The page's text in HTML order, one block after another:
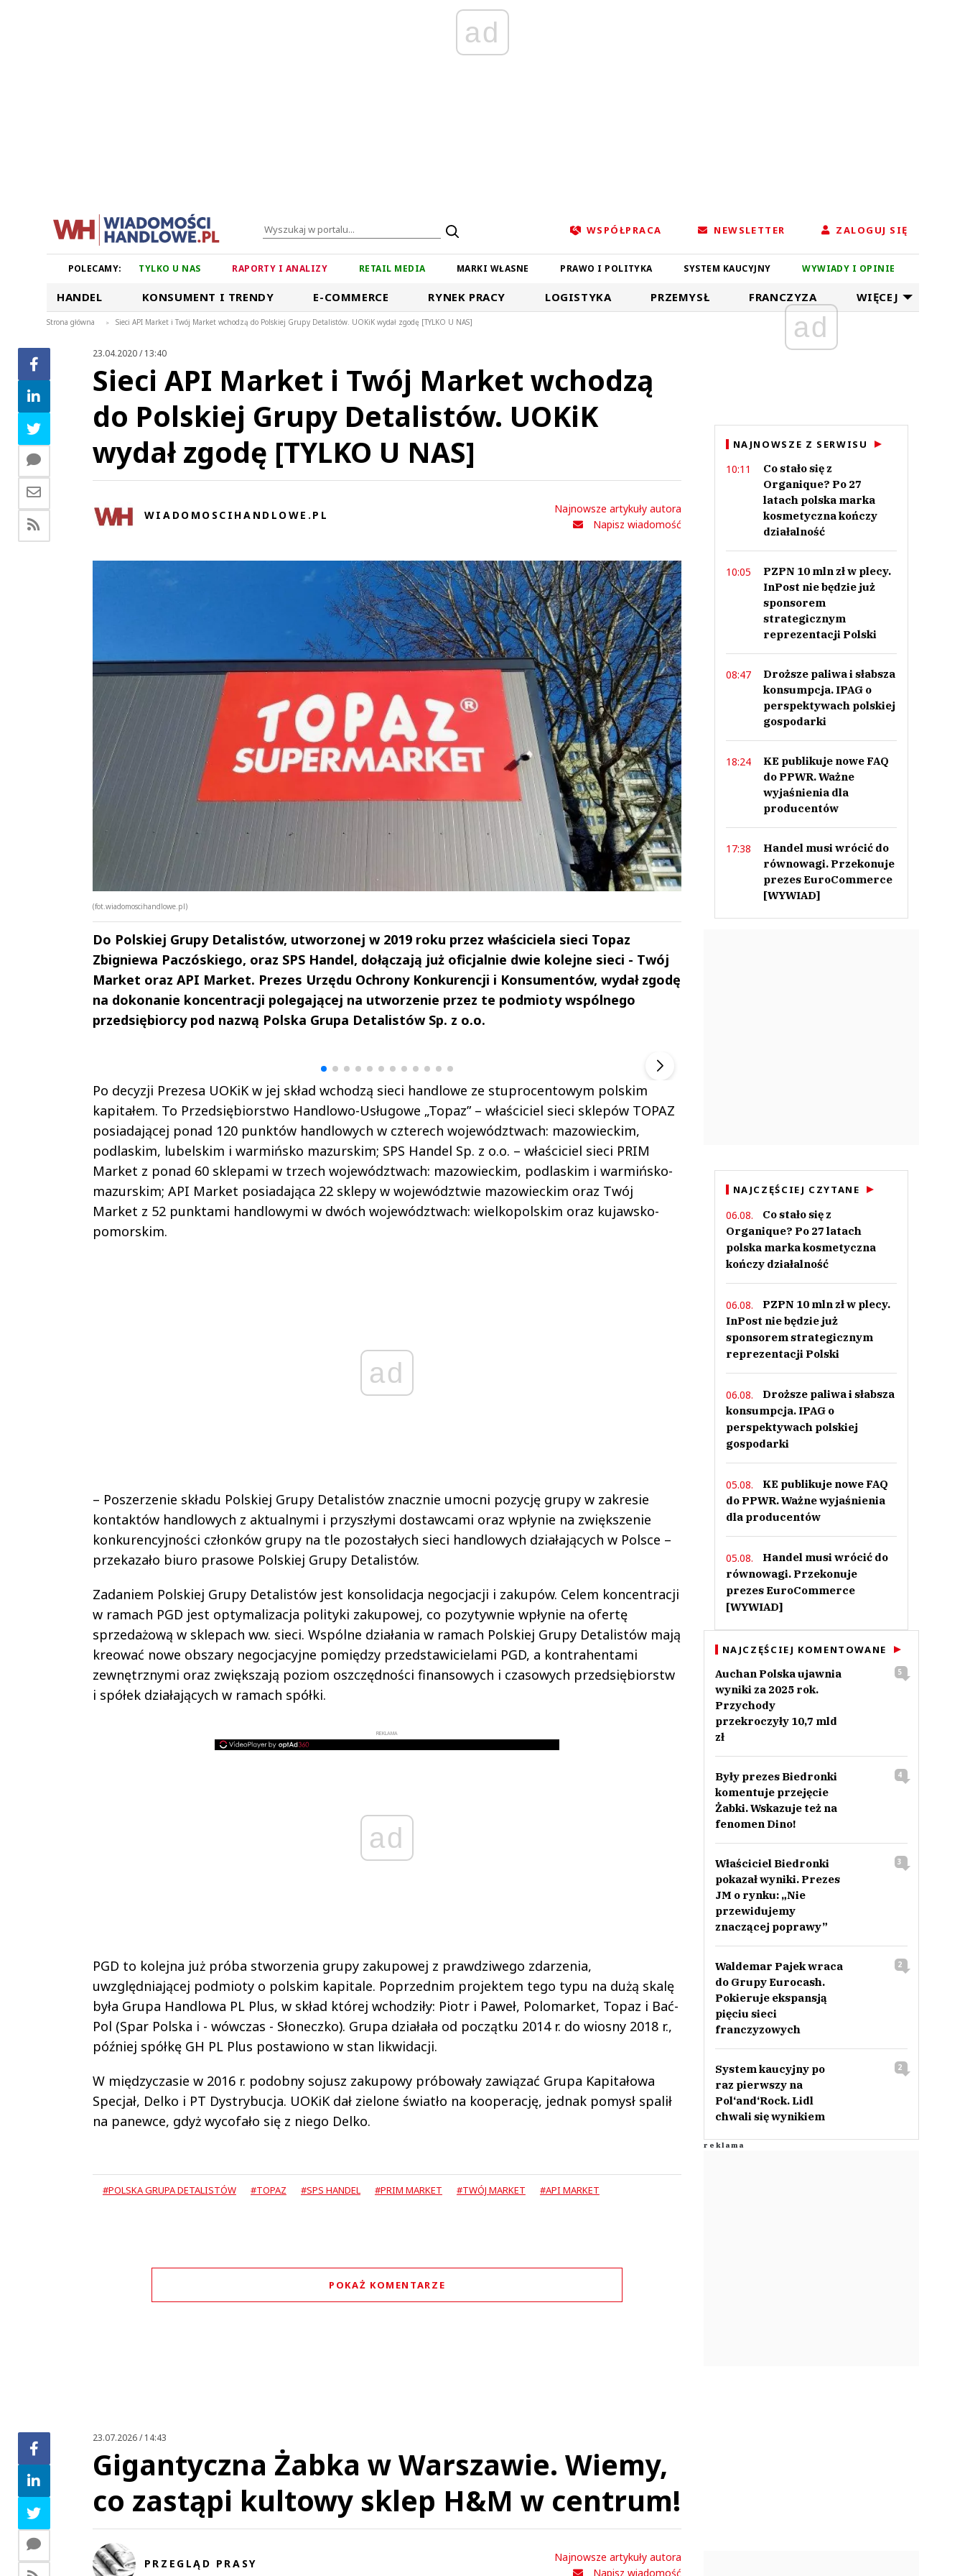
ad
WSPÓŁPRACA NEWSLETTER ZALOGUJ SIĘ
POLECAMY: TYLKO U NAS RAPORTY I ANALIZY RETAIL MEDIA MARKI WŁASNE PRAWO I POLITYKA SYSTEM KAUCYJNY WYWIADY I OPINIE
HANDEL KONSUMENT I TRENDY E-COMMERCE RYNEK PRACY LOGISTYKA PRZEMYSŁ FRANCZYZA WIĘCEJ
Strona główna > Sieci API Market i Twój Market wchodzą do Polskiej Grupy Detalistów. UOKiK wydał zgodę [TYLKO U NAS]
23.04.2020 / 13:40
Sieci API Market i Twój Market wchodzą
do Polskiej Grupy Detalistów. UOKiK
wydał zgodę [TYLKO U NAS]
WIADOMOSCIHANDLOWE.PL
Najnowsze artykuły autora
Napisz wiadomość
(fot.wiadomoscihandlowe.pl)
Do Polskiej Grupy Detalistów, utworzonej w 2019 roku przez właściciela sieci Topaz
Zbigniewa Paczóskiego, oraz SPS Handel, dołączają już oficjalnie dwie kolejne sieci - Twój
Market oraz API Market. Prezes Urzędu Ochrony Konkurencji i Konsumentów, wydał zgodę
na dokonanie koncentracji polegającej na utworzenie przez te podmioty wspólnego
przedsiębiorcy pod nazwą Polska Grupa Detalistów Sp. z o.o.
Po decyzji Prezesa UOKiK w jej skład wchodzą sieci handlowe ze stuprocentowym polskim
kapitałem. To Przedsiębiorstwo Handlowo-Usługowe „Topaz” – właściciel sieci sklepów TOPAZ
posiadającej ponad 120 punktów handlowych w czterech województwach: mazowieckim,
podlaskim, lubelskim i warmińsko mazurskim; SPS Handel Sp. z o.o. – właściciel sieci PRIM
Market z ponad 60 sklepami w trzech województwach: mazowieckim, podlaskim i warmińsko-
mazurskim; API Market posiadająca 22 sklepy w województwie mazowieckim oraz Twój
Market z 52 punktami handlowymi w dwóch województwach: wielkopolskim oraz kujawsko-
pomorskim.
ad
– Poszerzenie składu Polskiej Grupy Detalistów znacznie umocni pozycję grupy w zakresie
kontaktów handlowych z aktualnymi i przyszłymi dostawcami oraz wpłynie na zwiększenie
konkurencyjności członków grupy na tle pozostałych sieci handlowych działających w Polsce –
przekazało biuro prasowe Polskiej Grupy Detalistów.
Zadaniem Polskiej Grupy Detalistów jest konsolidacja negocjacji i zakupów. Celem koncentracji
w ramach PGD jest optymalizacja polityki zakupowej, co pozytywnie wpłynie na ofertę
sprzedażową w sklepach ww. sieci. Wspólne działania w ramach Polskiej Grupy Detalistów mają
kreować nowe obszary negocjacyjne pomiędzy przedstawicielami PGD, a kontrahentami
zewnętrznymi oraz zwiększają poziom oszczędności finansowych i czasowych przedsiębiorstw
i spółek działających w ramach spółki.
REKLAMA
ad
PGD to kolejna już próba stworzenia grupy zakupowej z prawdziwego zdarzenia,
uwzględniającej podmioty o polskim kapitale. Poprzednim projektem tego typu na dużą skalę
była Grupa Handlowa PL Plus, w skład której wchodziły: Piotr i Paweł, Polomarket, Topaz i Bać-
Pol (Spar Polska i - wówczas - Słoneczko). Grupa działała od początku 2014 r. do wiosny 2018 r.,
później spółkę GH PL Plus postawiono w stan likwidacji.
W międzyczasie w 2016 r. podobny sojusz zakupowy próbowały zawiązać Grupa Kapitałowa
Specjał, Delko i PT Dystrybucja. UOKiK dał zielone światło na kooperację, jednak pomysł spalił
na panewce, gdyż wycofało się z niego Delko.
#POLSKA GRUPA DETALISTÓW #TOPAZ #SPS HANDEL #PRIM MARKET #TWÓJ MARKET #API MARKET
POKAŻ KOMENTARZE
Prześlij komentarz
Andrzej i Marta
Marta i Andrzej
ad
NAJNOWSZE Z SERWISU
10:11
Co stało się z
Organique? Po 27
latach polska marka
kosmetyczna kończy
działalność
10:05
PZPN 10 mln zł w plecy.
InPost nie będzie już
sponsorem
strategicznym
reprezentacji Polski
08:47
Droższe paliwa i słabsza
konsumpcja. IPAG o
perspektywach polskiej
gospodarki
18:24
KE publikuje nowe FAQ
do PPWR. Ważne
wyjaśnienia dla
producentów
17:38
Handel musi wrócić do
równowagi. Przekonuje
prezes EuroCommerce
[WYWIAD]
NAJCZĘŚCIEJ CZYTANE
06.08.
Co stało się z
Organique? Po 27 latach
polska marka kosmetyczna
kończy działalność
06.08.
PZPN 10 mln zł w plecy.
InPost nie będzie już
sponsorem strategicznym
reprezentacji Polski
06.08.
Droższe paliwa i słabsza
konsumpcja. IPAG o
perspektywach polskiej
gospodarki
05.08.
KE publikuje nowe FAQ
do PPWR. Ważne wyjaśnienia
dla producentów
05.08.
Handel musi wrócić do
równowagi. Przekonuje
prezes EuroCommerce
[WYWIAD]
NAJCZĘŚCIEJ KOMENTOWANE
Auchan Polska ujawnia
wyniki za 2025 rok.
Przychody
przekroczyły 10,7 mld
zł
5
Były prezes Biedronki
komentuje przejęcie
Żabki. Wskazuje też na
fenomen Dino!
4
Właściciel Biedronki
pokazał wyniki. Prezes
JM o rynku: „Nie
przewidujemy
znaczącej poprawy”
3
Waldemar Pajek wraca
do Grupy Eurocash.
Pokieruje ekspansją
pięciu sieci
franczyzowych
2
System kaucyjny po
raz pierwszy na
Pol‘and‘Rock. Lidl
chwali się wynikiem
2
23.07.2026 / 14:43
Gigantyczna Żabka w Warszawie. Wiemy,
co zastąpi kultowy sklep H&M w centrum!
PRZEGLĄD PRASY
Najnowsze artykuły autora
Napisz wiadomość